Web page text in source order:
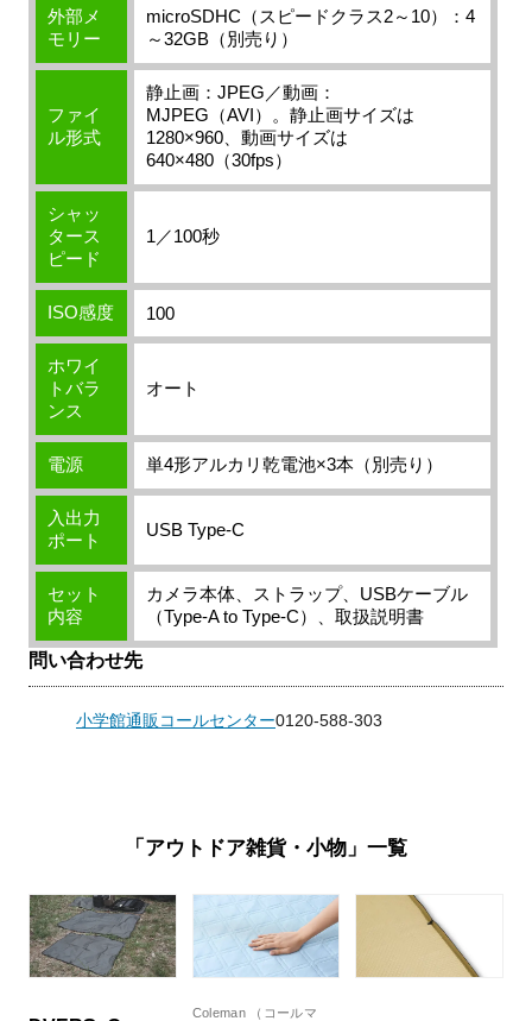
外部メ
モリー
microSDHC（スピードクラス2～10）：4
～32GB（別売り）
ファイ
ル形式
静止画：JPEG／動画：
MJPEG（AVI）。静止画サイズは
1280×960、動画サイズは
640×480（30fps）
シャッ
タース
ピード
1／100秒
ISO感度 100
ホワイ
トバラ
ンス
オート
電源 単4形アルカリ乾電池×3本（別売り）
入出力
ポート
USB Type-C
セット
内容
カメラ本体、ストラップ、USBケーブル
（Type-A to Type-C）、取扱説明書
問い合わせ先
小学館通販コールセンター0120-588-303
「アウトドア雑貨・小物」一覧
Coleman （コールマ